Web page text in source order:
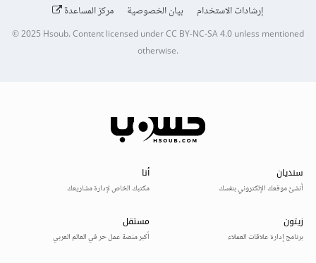
إرشادات الاستخدام
بيان الخصوصية مركز المساعدة
© 2025Hsoub.Content licensed underCC BY-NC-SA 4.0unless mentioned
otherwise.